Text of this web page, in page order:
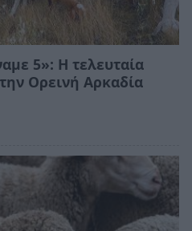
5»: Η τελευταία
Ορεινή Αρκαδία